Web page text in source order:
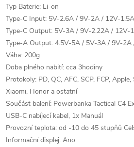
Typ Baterie: Li-on
Type-C Input: 5V-2.6A / 9V-2A / 12V-1.5A
Type-C Output: 5V-3A / 9V-2.22A / 12V-
Type-A Output: 4.5V-5A / 5V-3A / 9V-2A
Váha: 200g
Doba plného nabití: cca 3hodiny
Protokoly: PD, QC, AFC, SCP, FCP,
Xiaomi, Honor a ostatní
Součást balení: Powerbanka Tactical C4
USB-C nabíjecí kabel, 1x Manuál
Provozní teplota: od -10 do 45 stupňů
Informační displej: Ano